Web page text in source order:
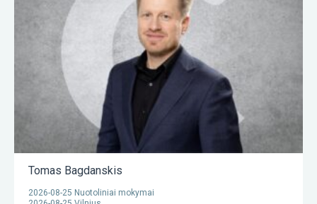
Tomas Bagdanskis
2026-08-25 Nuotoliniai mokymai